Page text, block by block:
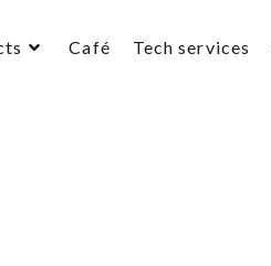
Café Tech services